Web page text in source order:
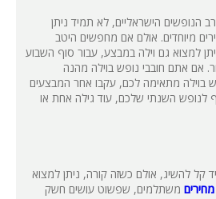
הנופשים הישראליים, לא תמיד ניתן
מיוחדים. אולם אם מחפשים היטב
למצוא גם וילה במבצע, עבור סוף השבוע
אם אתם חובבי נופש בוילה מהנה
בוילה מתאימה לכם, עקבו אחר המבצעים
לנופש השנתי שלכם, עוד גילה אחת או
קל להשיג, אולם כשזה קורה, ניתן למצוא
משתלמים, שפשוט עושים חשק